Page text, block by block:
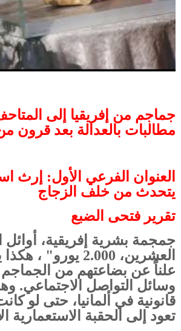
جماجم من إفريقيا إلى المتاحف
مطالبات بالعدالة بعد قرون
العنوان الفرعي الأول: إرث
يتحدث من خلف الزجاج
تقرير فتحى الضبع
جمجمة بشرية إفريقية، أوائل
العشرين، 2.000
علناً عن بضاعتهم من
وسائل التواصل الاجتماعي.
قانونية في ألمانيا، حتى لو
تعود إلى الحقبة الاستعمارية